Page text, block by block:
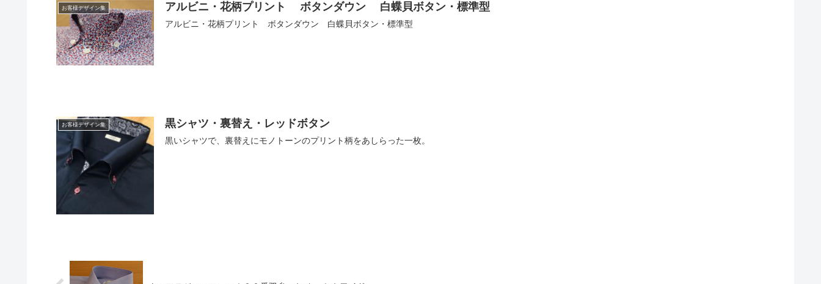
お客様デザイン集 アルビニ・花柄プリント ボタンダウン 白蝶貝ボタン・標準型
アルビニ・花柄プリント ボタンダウン 白蝶貝ボタン・標準型
お客様デザイン集 黒シャツ・裏替え・レッドボタン
黒いシャツで、裏替えにモノトーンのプリント柄をあしらった一枚。